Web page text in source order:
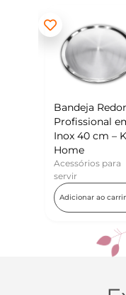
Redonda
em
40 cm – Ke
ao carrinho